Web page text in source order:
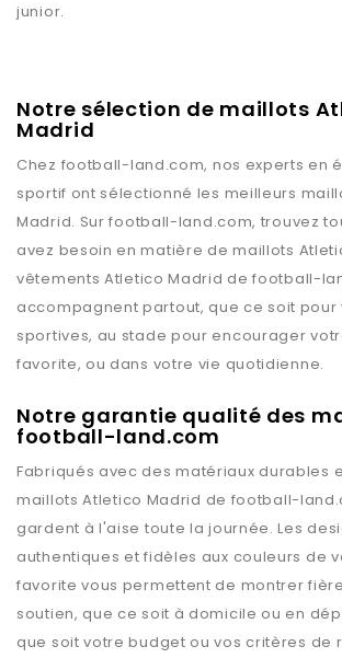
junior.
Notre sélection de maillots
Madrid
Chez football-land.com, nos experts en
sportif ont sélectionné les meilleurs
Madrid. Surfootball-land.com, trouvez
avez besoin en matière de maillots
vêtements Atletico Madrid defootball-
accompagnent partout, que ce soit pour
sportives, au stade pour encourager
favorite, ou dans votre vie quotidienne.
Notre garantie qualité des
football-land.com
Fabriqués avec des matériaux durables
maillotsAtletico Madrid de football-
gardent à l'aise toute la journée. Les
authentiques et fidèles aux couleurs de
favorite vous permettent de montrer
soutien, que ce soit à domicile ou en
que soit votre budget ou vos critères de